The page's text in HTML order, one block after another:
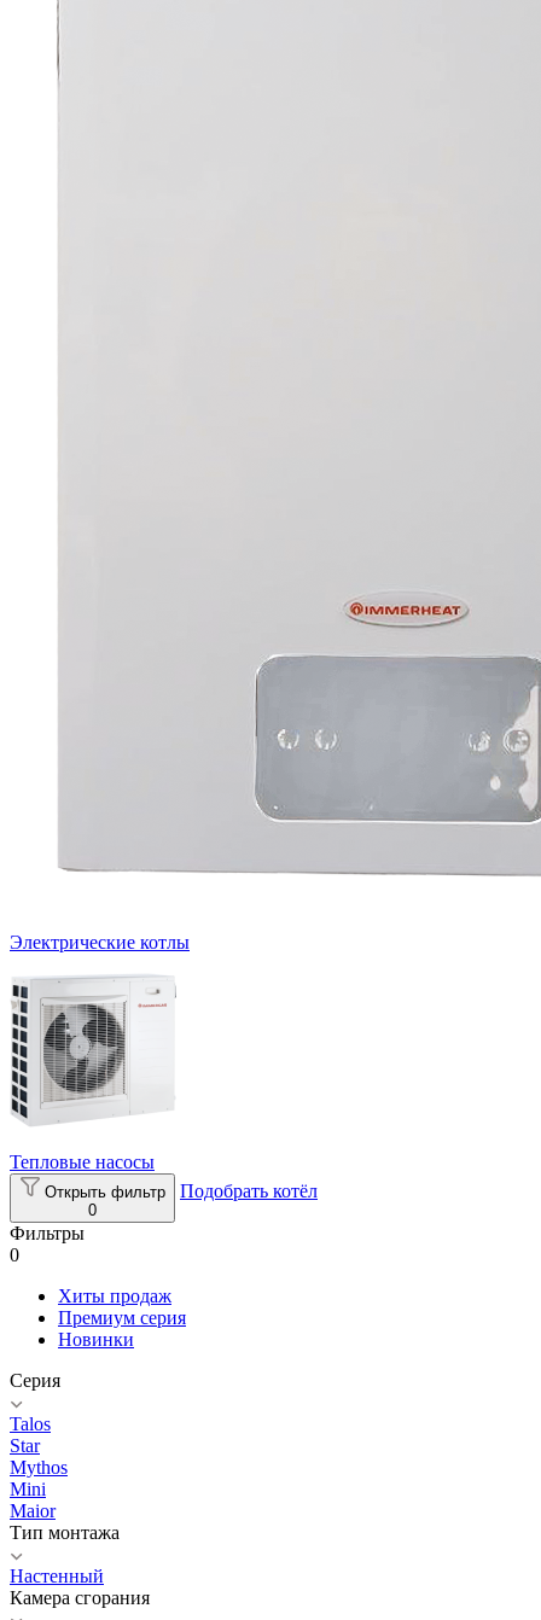
Электрические котлы
Тепловые насосы
Открыть фильтр
0
Подобрать котёл
Фильтры
0
Хиты продаж
Премиум серия
Новинки
Серия
Talos
Star
Mythos
Mini
Maior
Тип монтажа
Настенный
Камера сгорания